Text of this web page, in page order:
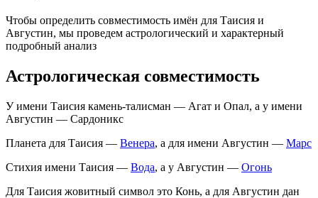
Чтобы определить совместимость имён для Таисия и
Августин, мы проведем астрологический и характерный
подробный анализ
Астрологическая совместимость
У имени Таисия камень-талисман — Агат и Опал, а у имени
Августин — Сардоникс
Планета для Таисия — Венера, а для имени Августин — Марс
Стихия имени Таисия — Вода, а у Августин — Огонь
Для Таисия жовитный символ это Конь, а для Августин дан